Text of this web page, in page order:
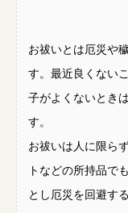
お祓いとは厄災や
す。最近良くない
子がよくないとき
す。
お祓いは人に限ら
トなどの所持品で
とし厄災を回避す